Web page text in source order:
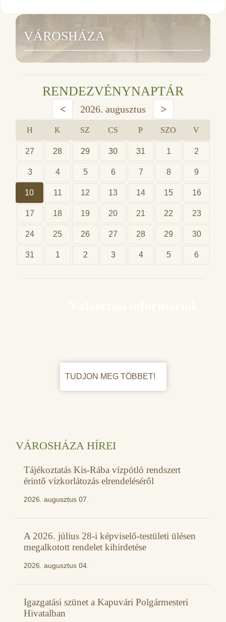
VÁROSHÁZA
RENDEZVÉNYNAPTÁR
< 2026. augusztus >
H K SZ CS P SZO V
27 28 29 30 31 1 2
3 4 5 6 7 8 9
10 11 12 13 14 15 16
17 18 19 20 21 22 23
24 25 26 27 28 29 30
31 1 2 3 4 5 6
TUDJON MEG TÖBBET!
VÁROSHÁZA HÍREI
Tájékoztatás Kis-Rába vízpótló rendszert
érintő vízkorlátozás elrendeléséről
2026. augusztus 07.
A 2026. július 28-i képviselő-testületi ülésen
megalkotott rendelet kihirdetése
2026. augusztus 04.
Igazgatási szünet a Kapuvári Polgármesteri
Hivatalban